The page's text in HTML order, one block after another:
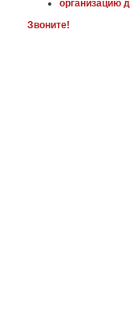
организацию
Звоните!